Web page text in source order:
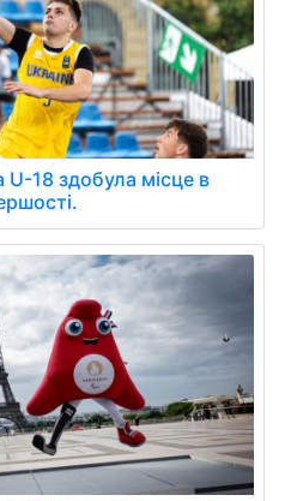
U-18 здобула місце в